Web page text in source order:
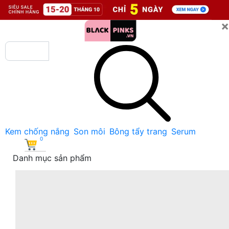
×
Kem chống nắng Son môi Bông tẩy trang Serum
0
Danh mục sản phẩm